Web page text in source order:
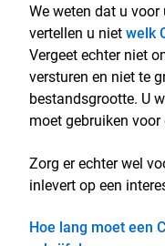
We weten dat u
vertellen u nietwelk
Vergeet echter niet
versturen en niet te
bestandsgrootte. U
moet gebruiken voor
Zorg er echter wel
inlevert op een
Hoe lang moet een